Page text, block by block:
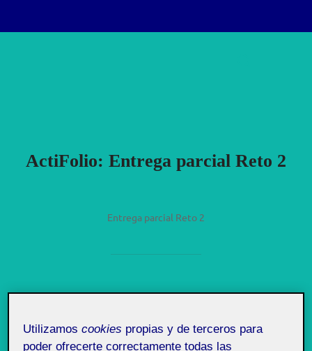
ActiFolio: Entrega parcial Reto 2
Entrega parcial Reto 2
porCarmelo Scarpati Dominguez Uncategorized
Utilizamoscookies propias y de terceros para
poder ofrecerte correctamente todas las